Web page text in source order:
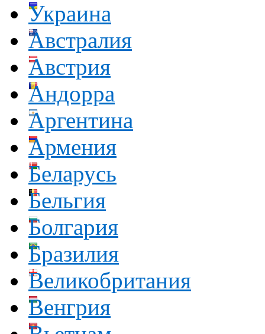
Украина
Австралия
Австрия
Андорра
Аргентина
Армения
Беларусь
Бельгия
Болгария
Бразилия
Великобритания
Венгрия